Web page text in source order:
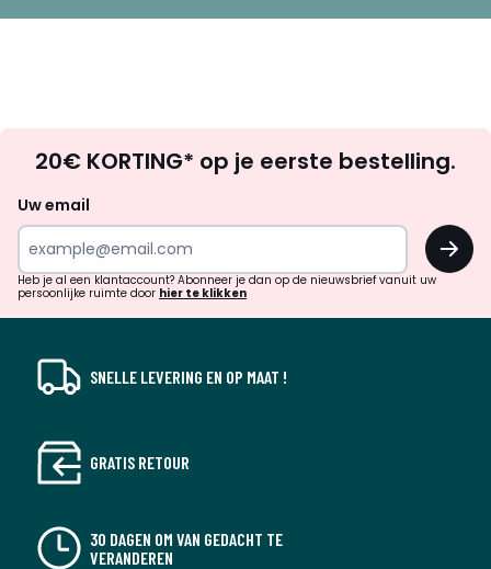
zoek
inspiratie
verrassingen?
20€ KORTING* op je eerste bestelling.
Uw email
OK
Heb je al een klantaccount? Abonneer je dan op de nieuwsbrief vanuit uw
persoonlijke ruimte door hier te klikken
SNELLE LEVERING EN OP MAAT !
GRATIS RETOUR
30 DAGEN OM VAN GEDACHT TE
VERANDEREN